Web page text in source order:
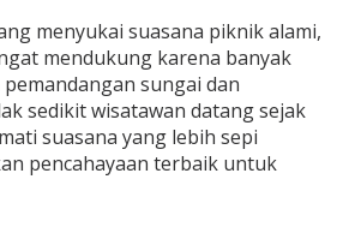
menyukai suasana piknik alami,
mendukung karena banyak
sungai dan
sedikit wisatawan datang sejak
suasana yang lebih sepi
pencahayaan terbaik untuk